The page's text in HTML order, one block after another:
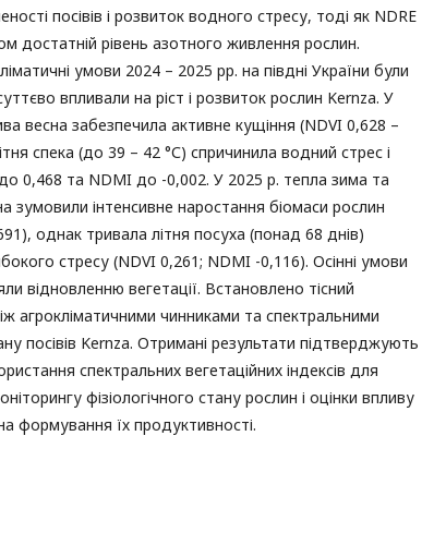
посівів і розвиток водного стресу, тоді як NDRE
достатній рівень азотного живлення рослин.
умови 2024 – 2025 рр. на півдні України були
впливали на ріст і розвиток рослин Kernza. У
весна забезпечила активне кущіння (NDVI 0,628 –
спека (до 39 – 42 °С) спричинила водний стрес і
0,468 та NDMI до -0,002. У 2025 р. тепла зима та
зумовили інтенсивне наростання біомаси рослин
однак тривала літня посуха (понад 68 днів)
стресу (NDVI 0,261; NDMI -0,116). Осінні умови
відновленню вегетації. Встановлено тісний
агрокліматичними чинниками та спектральними
посівів Kernza. Отримані результати підтверджують
спектральних вегетаційних індексів для
фізіологічного стану рослин і оцінки впливу
формування їх продуктивності.